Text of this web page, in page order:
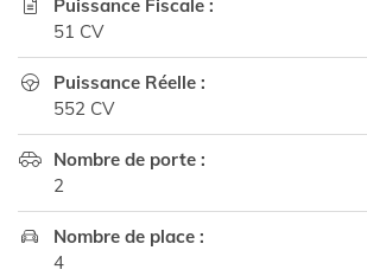

Puissance Fiscale :
51 CV

Puissance Réelle :
552 CV

Nombre de porte :
2

Nombre de place :
4